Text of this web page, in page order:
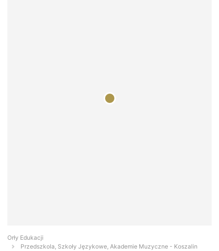
Orły Edukacji
Przedszkola, Szkoły Językowe, Akademie Muzyczne - Koszalin